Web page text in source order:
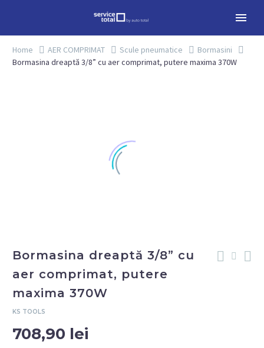
Home AER COMPRIMAT Scule pneumatice
Bormasini
Bormasina dreaptă 3/8” cu aer comprimat, putere maxima 370W
Bormasina dreaptă 3/8” cu
aer comprimat, putere
maxima 370W
KS TOOLS
708,90 lei